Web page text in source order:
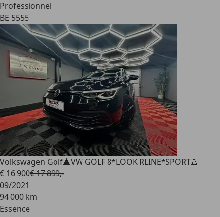
Professionnel
BE 5555
Volkswagen Golf🔺VW GOLF 8*LOOK RLINE*SPORT🔺
€ 16 900€ 17 899,-
09/2021
94 000 km
Essence